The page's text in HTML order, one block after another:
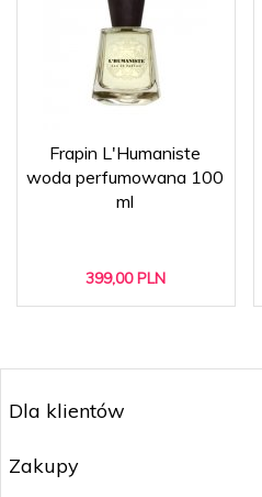
Frapin L'Humaniste
woda perfumowana 100
ml
399,00 PLN
Dla klientów
Zakupy